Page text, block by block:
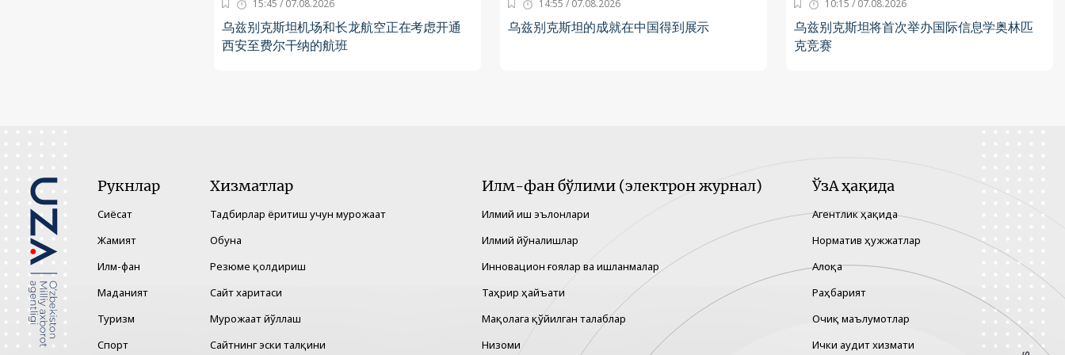
15:45 / 07.08.2026
乌兹别克斯坦机场和长龙航空正在考虑开通
西安至费尔干纳的航班
14:55 / 07.08.2026
乌兹别克斯坦的成就在中国得到展示
10:15 / 07.08.2026
乌兹别克斯坦将首次举办国际信息学奥林匹
克竞赛
Рукнлар
Сиёсат
Жамият
Илм-фан
Маданият
Туризм
Спорт
Хизматлар
Тадбирлар ёритиш учун мурожаат
Обуна
Резюме қолдириш
Сайт харитаси
Мурожаат йўллаш
Сайтнинг эски талқини
Илм-фан бўлими (электрон журнал)
Илмий иш эълонлари
Илмий йўналишлар
Инновацион ғоялар ва ишланмалар
Таҳрир ҳайъати
Мақолага қўйилган талаблар
Низоми
ЎзА ҳақида
Агентлик ҳақида
Норматив ҳужжатлар
Алоқа
Раҳбарият
Очиқ маълумотлар
Ички аудит хизмати